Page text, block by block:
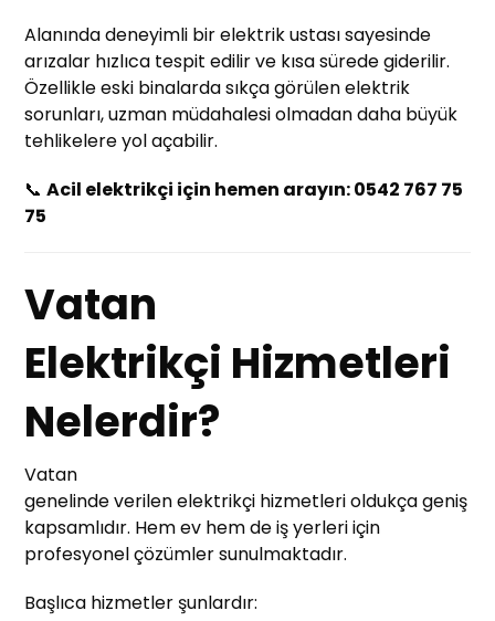
Alanında deneyimli bir elektrik ustası sayesinde
arızalar hızlıca tespit edilir ve kısa sürede giderilir.
Özellikle eski binalarda sıkça görülen elektrik
sorunları, uzman müdahalesi olmadan daha büyük
tehlikelere yol açabilir.
📞Acil elektrikçi için hemen arayın: 0542 767 75
75
Vatan
Elektrikçi Hizmetleri
Nelerdir?
Vatan
genelinde verilen elektrikçi hizmetleri oldukça geniş
kapsamlıdır. Hem ev hem de iş yerleri için
profesyonel çözümler sunulmaktadır.
Başlıca hizmetler şunlardır: